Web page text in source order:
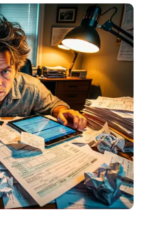
Euriborem maio
evolução histórica